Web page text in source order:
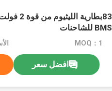
BMS للشاحنات
MOQ：1
افضل سعر